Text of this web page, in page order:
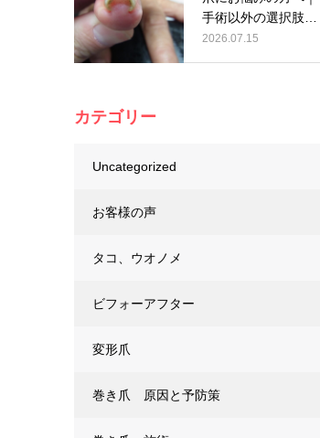
手術以外の選択肢と
して当院の巻…
2026.07.15
カテゴリー
Uncategorized
お客様の声
タコ、ウオノメ
ビフォーアフター
変形爪
巻き爪 原因と予防策